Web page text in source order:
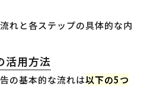
れと各ステップの具体的な内
活用方法
の基本的な流れは以下の5つ